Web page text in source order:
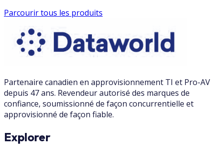
Parcourir tous les produits
Partenaire canadien en approvisionnement TI et Pro-AV
depuis 47 ans. Revendeur autorisé des marques de
confiance, soumissionné de façon concurrentielle et
approvisionné de façon fiable.
Explorer